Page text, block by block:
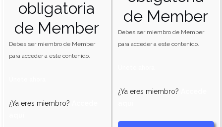
obligatoria
de Member
Debes ser miembro de Member
para acceder a este contenido.
¿Ya eres miembro?
de Member
Debes ser miembro de Member
para acceder a este contenido.
¿Ya eres miembro?